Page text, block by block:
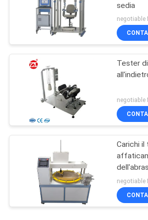
sedia
negotiable
Tester
negotiable
Carichi
continua
negotiable